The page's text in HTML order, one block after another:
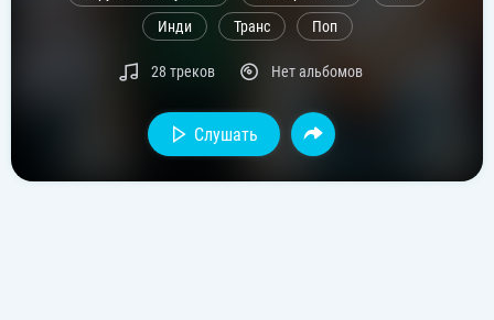
Инди
Транс Поп
28 треков Нет альбомов
Слушать